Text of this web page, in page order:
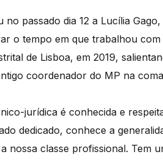
no passado dia 12 a Lucília
o tempo em que trabalhou
de Lisboa, em 2019,
coordenador do MP na
jurídica é conhecida e
dedicado, conhece a
nossa classe profissional. Tem